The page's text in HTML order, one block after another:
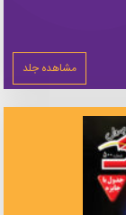
مشاهده جلد